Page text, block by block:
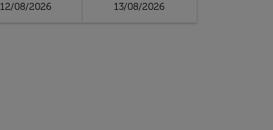
12/08/2026 13/08/2026